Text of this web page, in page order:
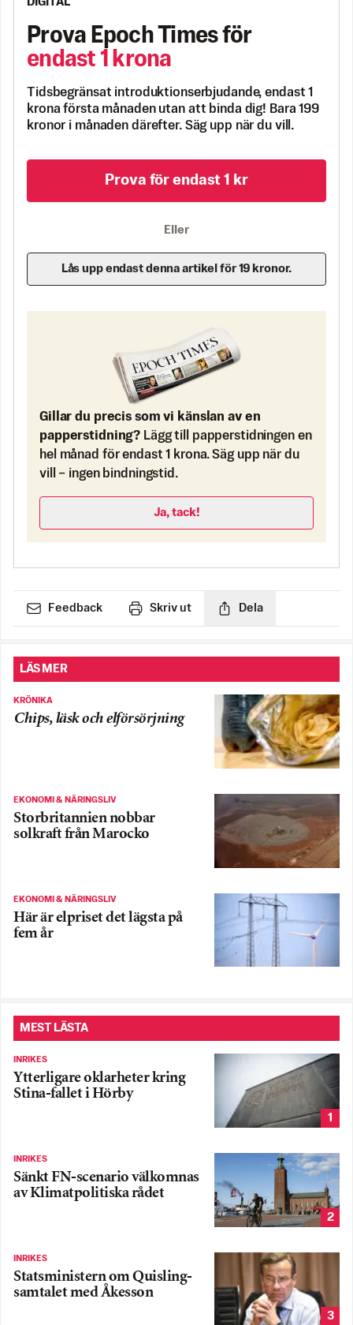
Prova Epoch Times för
endast 1 krona
Tidsbegränsat introduktionserbjudande, endast 1
krona första månaden utan att binda dig! Bara 199
kronor i månaden därefter. Säg upp när du vill.
Prova för endast 1 kr
Eller
Lås upp endast denna artikel för 19 kronor.
Gillar du precis som vi känslan av en
papperstidning? Lägg till papperstidningen en
hel månad för endast 1 krona. Säg upp när du
vill – ingen bindningstid.
Ja, tack!
Feedback Skriv ut Dela
LÄS MER
KRÖNIKA
Chips, läsk och elförsörjning
EKONOMI & NÄRINGSLIV
Storbritannien nobbar
solkraft från Marocko
EKONOMI & NÄRINGSLIV
Här är elpriset det lägsta på
fem år
MEST LÄSTA
INRIKES
Ytterligare oklarheter kring
Stina-fallet i Hörby
1
INRIKES
Sänkt FN-scenario välkomnas
av Klimatpolitiska rådet
2
INRIKES
Statsministern om Quisling-
samtalet med Åkesson
3